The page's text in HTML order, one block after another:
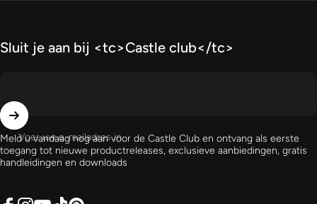
Sluit je aan bij <tc>Castle club</tc>
Voer uw e-mailadres in
Meld u vandaag nog aan voor de Castle Club en ontvang als eerste
toegang tot nieuwe productreleases, exclusieve aanbiedingen, gratis
handleidingen en downloads